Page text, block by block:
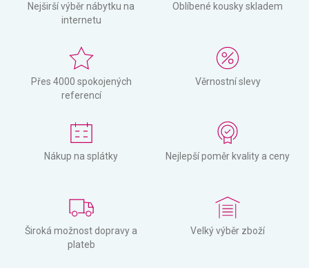
Nejširší výběr nábytku na
internetu
Oblíbené kousky skladem
Přes 4000 spokojených
referencí
Věrnostní slevy
Nákup na splátky Nejlepší poměr kvality a ceny
Široká možnost dopravy a
plateb
Velký výběr zboží